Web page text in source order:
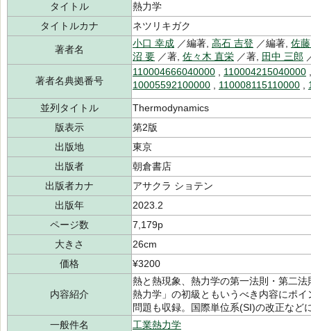
タイトル
熱力学
タイトルカナ
ネツリキガク
著者名
小口 幸成 ／編著, 高石 吉登 ／編著, 佐
沼 要 ／著, 佐々木 直栄 ／著, 田中 三郎
著者名典拠番号
110004666040000 110004215040000
10005592100000
110008115110000
並列タイトル
Thermodynamics
版表示
第2版
出版地
東京
出版者
朝倉書店
出版者カナ
アサクラ ショテン
出版年
2023.2
ページ数
7,179p
大きさ
26cm
価格
¥3200
内容紹介
熱と熱現象、熱力学の第一法則・第二
熱力学」の初級ともいうべき内容にポ
問題も収録。国際単位系(SI)の改正など
一般件名
工業熱力学